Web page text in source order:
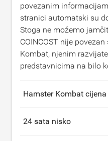
povezanim
stranici automatski su
Stoga ne možemo
COINCOST nije
Kombat, njenim
predstavnicima na bilo
Hamster Kombat cijena
24 sata nisko